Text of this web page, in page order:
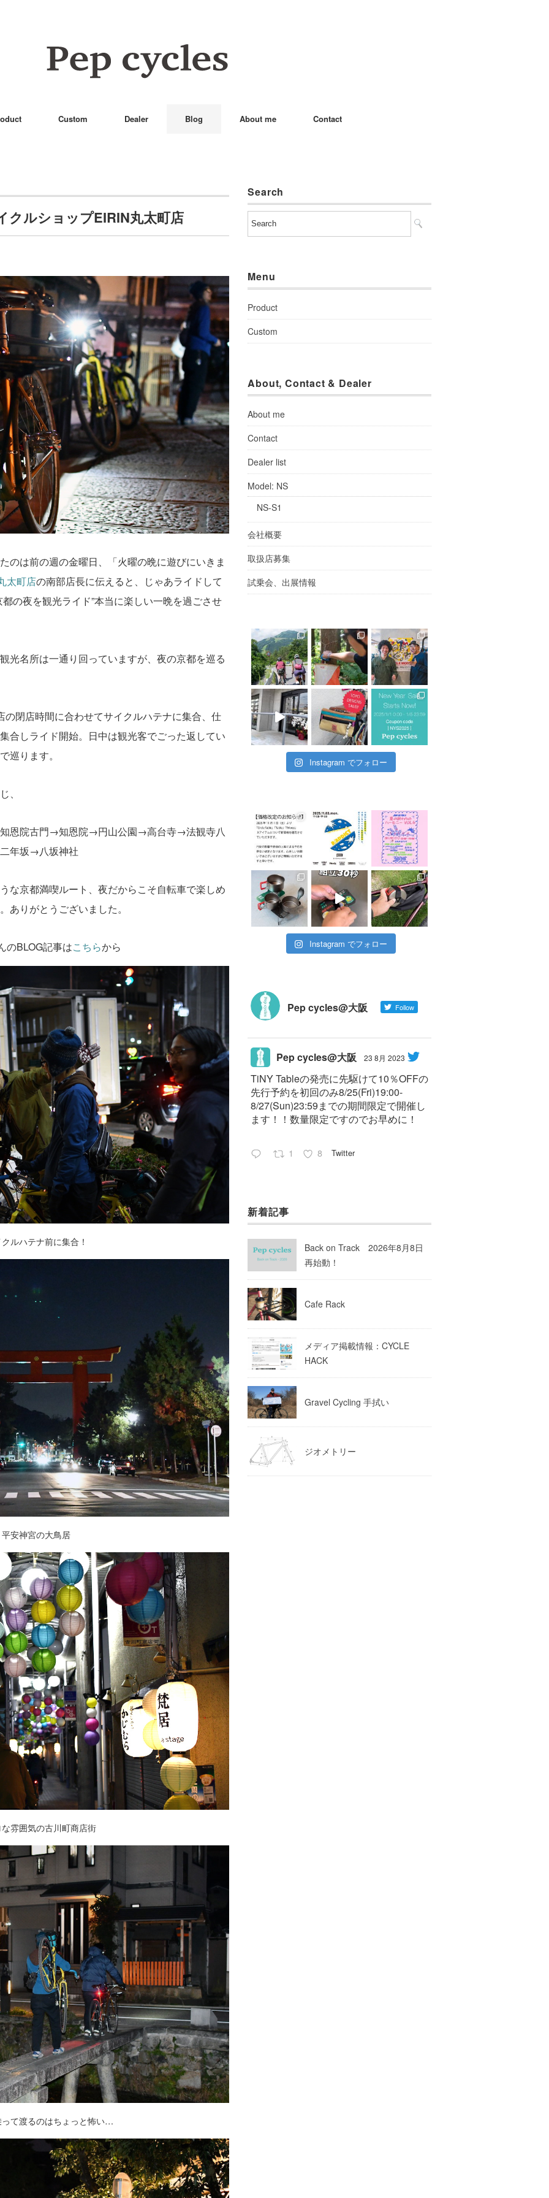
Custom Dealer Blog About me Contact
ルショップEIRIN丸太町店
のは前の週の金曜日、「火曜の晩に遊びにいきま
太町店の南部店長に伝えると、じゃあライドして
の夜を観光ライド”本当に楽しい一晩を過ごさせ
光名所は一通り回っていますが、夜の京都を巡る
閉店時間に合わせてサイクルハテナに集合、仕
合しライド開始。日中は観光客でごった返してい
巡ります。
、
恩院古門→知恩院→円山公園→高台寺→法観寺八
年坂→八坂神社
な京都満喫ルート、夜だからこそ自転車で楽しめ
ありがとうございました。
のBLOG記事はこちらから
ルハテナ前に集合！
平安神宮の大鳥居
雰囲気の古川町商店街
て渡るのはちょっと怖い…
Search
Menu
Product
Custom
About, Contact & Dealer
About me
Contact
Dealer list
Model: NS
NS-S1
会社概要
取扱店募集
試乗会、出展情報
Instagram でフォロー
Instagram でフォロー
Pep cycles@大阪 Follow
Pep cycles@大阪 23 8月 2023
TiNY Tableの発売に先駆けて10％OFFの
先行予約を初回のみ8/25(Fri)19:00-
8/27(Sun)23:59までの期間限定で開催し
ます！！数量限定ですのでお早めに！
1 8 Twitter
今週はお知らせがいっぱいあるのでチェ
ックしてて下さいね！
10 Twitter
Load More
新着記事
Back on Track 2026年8月8日
再始動！
Cafe Rack
メディア掲載情報：CYCLE
HACK
Gravel Cycling 手拭い
ジオメトリー